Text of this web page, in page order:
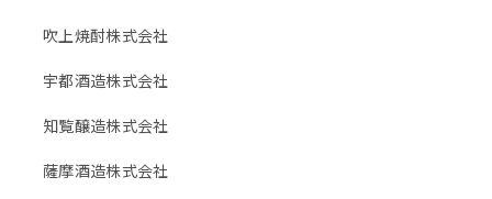
吹上焼酎株式会社
宇都酒造株式会社
知覧醸造株式会社
薩摩酒造株式会社